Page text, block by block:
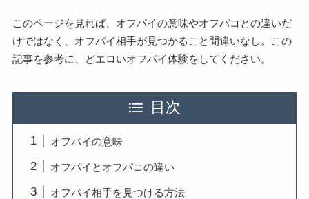
このページを見れば、オフパイの意味やオフパコとの違いだ
けではなく、オフパイ相手が見つかること間違いなし。この
記事を参考に、どエロいオフパイ体験をしてください。
目次
オフパイの意味
オフパイとオフパコの違い
オフパイ相手を見つける方法